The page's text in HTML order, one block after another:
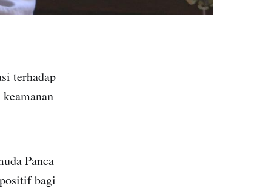
terhadap
Panca
bagi